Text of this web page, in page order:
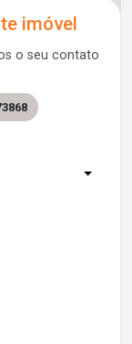
imóvel
o seu contato